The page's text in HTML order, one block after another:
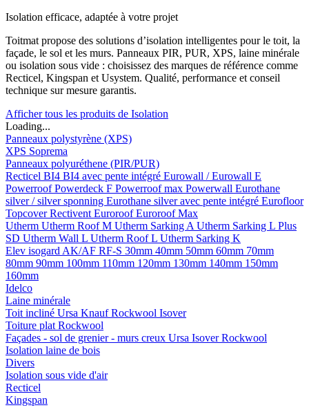
Isolation efficace, adaptée à votre projet
Toitmat propose des solutions d’isolation intelligentes pour le toit, la
façade, le sol et les murs. Panneaux PIR, PUR, XPS, laine minérale
ou isolation sous vide : choisissez des marques de référence comme
Recticel, Kingspan et Usystem. Qualité, performance et conseil
technique sur mesure garantis.
Afficher tous les produits de Isolation
Loading...
Panneaux polystyrène (XPS)
XPS Soprema
Panneaux polyuréthene (PIR/PUR)
Recticel BI4 BI4 avec pente intégré Eurowall / Eurowall E
PowerroofPowerdeck F Powerroof max Powerwall Eurothane
silver / silver sponning Eurothane silver avec pente intégré Eurofloor
TopcoverRectivent EuroroofEuroroof Max
Utherm Utherm Roof M Utherm Sarking A Utherm Sarking L Plus
SD Utherm Wall L Utherm Roof L Utherm Sarking K
Elev isogard AK/AF RF-S 30mm 40mm 50mm 60mm 70mm
80mm 90mm 100mm 110mm 120mm 130mm 140mm 150mm
160mm
Idelco
Laine minérale
Toit incliné Ursa KnaufRockwool Isover
Toiture plat Rockwool
Façades - sol de grenier - murs creux Ursa IsoverRockwool
Isolation laine de bois
Divers
Isolation sous vide d'air
Recticel
Kingspan